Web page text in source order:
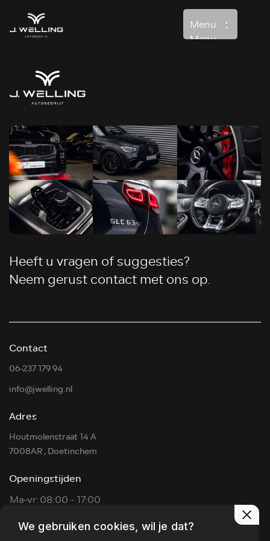
Menu
Menu
Home
Aanbod
Diensten
Over ons
Verkocht
Contact
Heeft u vragen of suggesties?
Neem gerust contact met ons op.
Contact
06-237 179 94
info@jwelling.nl
Adres
Houtmolenstraat 14 A
7008AR , Doetinchem
Openingstijden
Ma-vr:08:00 - 17:00
Zon:
Op afspraak
We gebruiken cookies, wil je dat?